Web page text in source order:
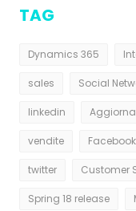
TAG
Dynamics 365
sales Social
linkedin
vendite Facebook
twitter Customer
Spring 18 release